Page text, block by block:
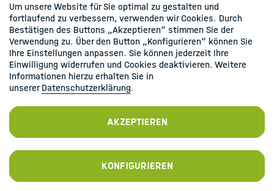
Information & Data Science
Framework
HIDA Hub
Kontakt
Linkedin
Um unsere Website für Sie optimal zu gestalten und
fortlaufend zu verbessern, verwenden wir Cookies. Durch
Bestätigen des Buttons „Akzeptieren“ stimmen Sie der
Verwendung zu. Über den Button „Konfigurieren“ können Sie
Ihre Einstellungen anpassen. Sie können jederzeit Ihre
Einwilligung widerrufen und Cookies deaktivieren. Weitere
Informationen hierzu erhalten Sie in
unsererDatenschutzerklärung.
Akzeptieren
Konfigurieren